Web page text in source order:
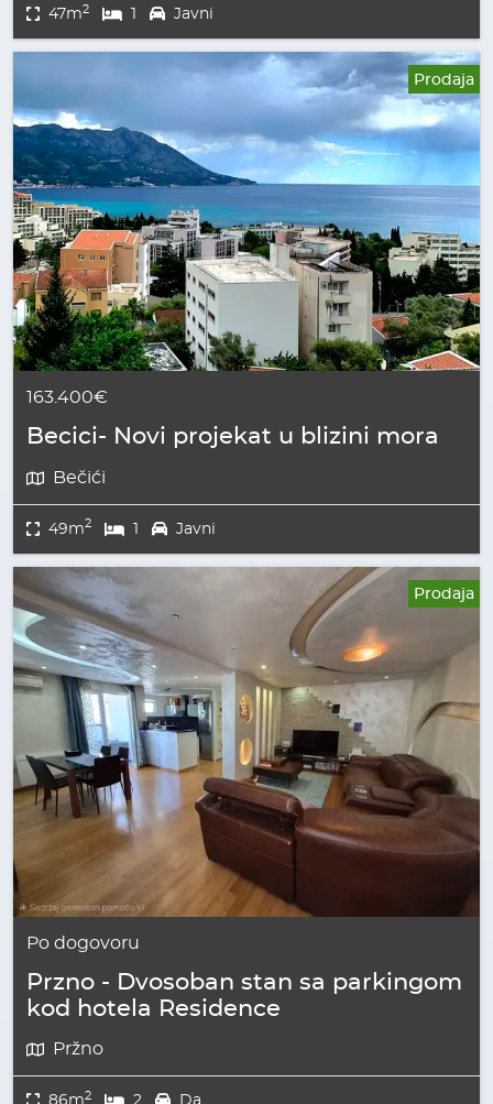
47m2 1 Javni
Prodaja
163.400€
Becici- Novi projekat u blizini mora
Bečići
49m2 1 Javni
Prodaja
Po dogovoru
Przno - Dvosoban stan sa parkingom
kod hotela Residence
Pržno
86m2 2 Da